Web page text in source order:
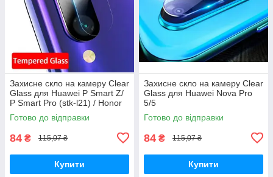
Захисне скло на камеру Clear
Glass для Huawei P Smart Z/
P Smart Pro (stk-l21) / Honor
9x
Готово до відправки
84 ₴ 115,07 ₴
Купити
Захисне скло на камеру Clear
Glass для Huawei Nova Pro
5/5
Готово до відправки
84 ₴ 115,07 ₴
Купити